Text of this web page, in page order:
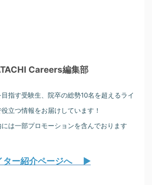
Careers編集部
指す受験生、院卒の総勢10名を超えるライ
立つ情報をお届けしています！
には一部プロモーションを含んでおります
ター紹介ページへ ▶︎